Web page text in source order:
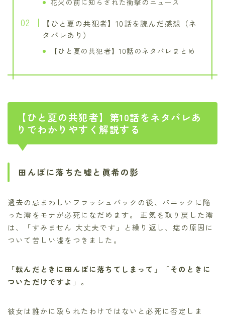
花火の前に知らされた衝撃のニュース
【ひと夏の共犯者】10話を読んだ感想（ネ
タバレあり）
【ひと夏の共犯者】10話のネタバレまとめ
【ひと夏の共犯者】第10話をネタバレあ
りでわかりやすく解説する
田んぼに落ちた嘘と眞希の影
過去の忌まわしいフラッシュバックの後、パニックに陥
った澪をモナが必死になだめます。 正気を取り戻した澪
は、「すみません 大丈夫です」と繰り返し、痣の原因に
ついて苦しい嘘をつきました。
「転んだときに田んぼに落ちてしまって 」「そのときに
ついただけですよ 」。
彼女は誰かに殴られたわけではないと必死に否定しま